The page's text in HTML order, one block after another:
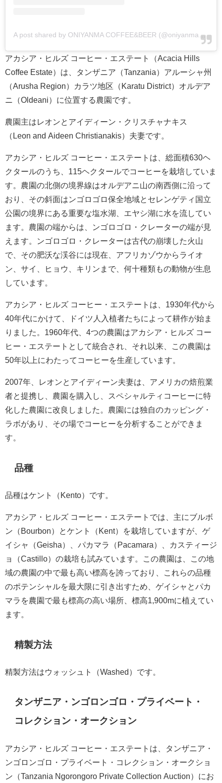
A post shared by ONIYANMA COFFEE&BEER (@oniyanma_coffee)
アカシア・ヒルズ コーヒー・エステート（Acacia Hills
Coffee Estate）は、タンザニア（Tanzania）アルーシャ州
（Arusha Region）カラツ地区（Karatu District）オルデア
ニ（Oldeani）に位置する農園です。
農園主はレオンとアイディーン・クリスチャナキス
（Leon and Aideen Christianakis）夫妻です。
アカシア・ヒルズ コーヒー・エステートは、総面積630ヘ
クタールのうち、115ヘクタールでコーヒーを栽培していま
す。農園の北側の境界線はオルデアニ山の南西側に沿って
おり、その斜面はンゴロゴロ保全地域とセレンゲティ国立
公園の境界にある重要な塩水湖、エヤシ湖に水を流してい
ます。農園の端からは、ンゴロゴロ・クレーターの端が見
えます。ンゴロゴロ・クレーターは古代の崩壊した火山
で、その肥沃な渓谷には現在、アフリカゾウからライオ
ン、サイ、ヒョウ、キリンまで、何十種類もの動物が生息
しています。
アカシア・ヒルズ コーヒー・エステートは、1930年代から
40年代にかけて、ドイツ人入植者たちによって耕作が始ま
りました。1960年代、4つの農園はアカシア・ヒルズ コー
ヒー・エステートとして統合され、それ以来、この農園は
50年以上にわたってコーヒーを生産しています。
2007年、レオンとアイディーン夫妻は、アメリカの焙煎業
者と提携し、農園を購入し、スペシャルティコーヒーに特
化した農園に改良しました。農園には独自のカッピング・
ラボがあり、その場でコーヒーを分析することができま
す。
品種
品種はケント（Kento）です。
アカシア・ヒルズ コーヒー・エステートでは、主にブルボ
ン（Bourbon）とケント（Kent）を栽培していますが、ゲ
イシャ（Geisha）、パカマラ（Pacamara）、カスティージ
ョ（Castillo）の栽培も試みています。この農園は、この地
域の農園の中で最も高い標高を誇っており、これらの品種
のポテンシャルを最大限に引き出すため、ゲイシャとパカ
マラを農園で最も標高の高い場所、標高1,900mに植えてい
ます。
精製方法
精製方法はウォッシュト（Washed）です。
タンザニア・ンゴロンゴロ・プライベート・
コレクション・オークション
アカシア・ヒルズ コーヒー・エステートは、タンザニア・
ンゴロンゴロ・プライベート・コレクション・オークショ
ン（Tanzania Ngorongoro Private Collection Auction）にお